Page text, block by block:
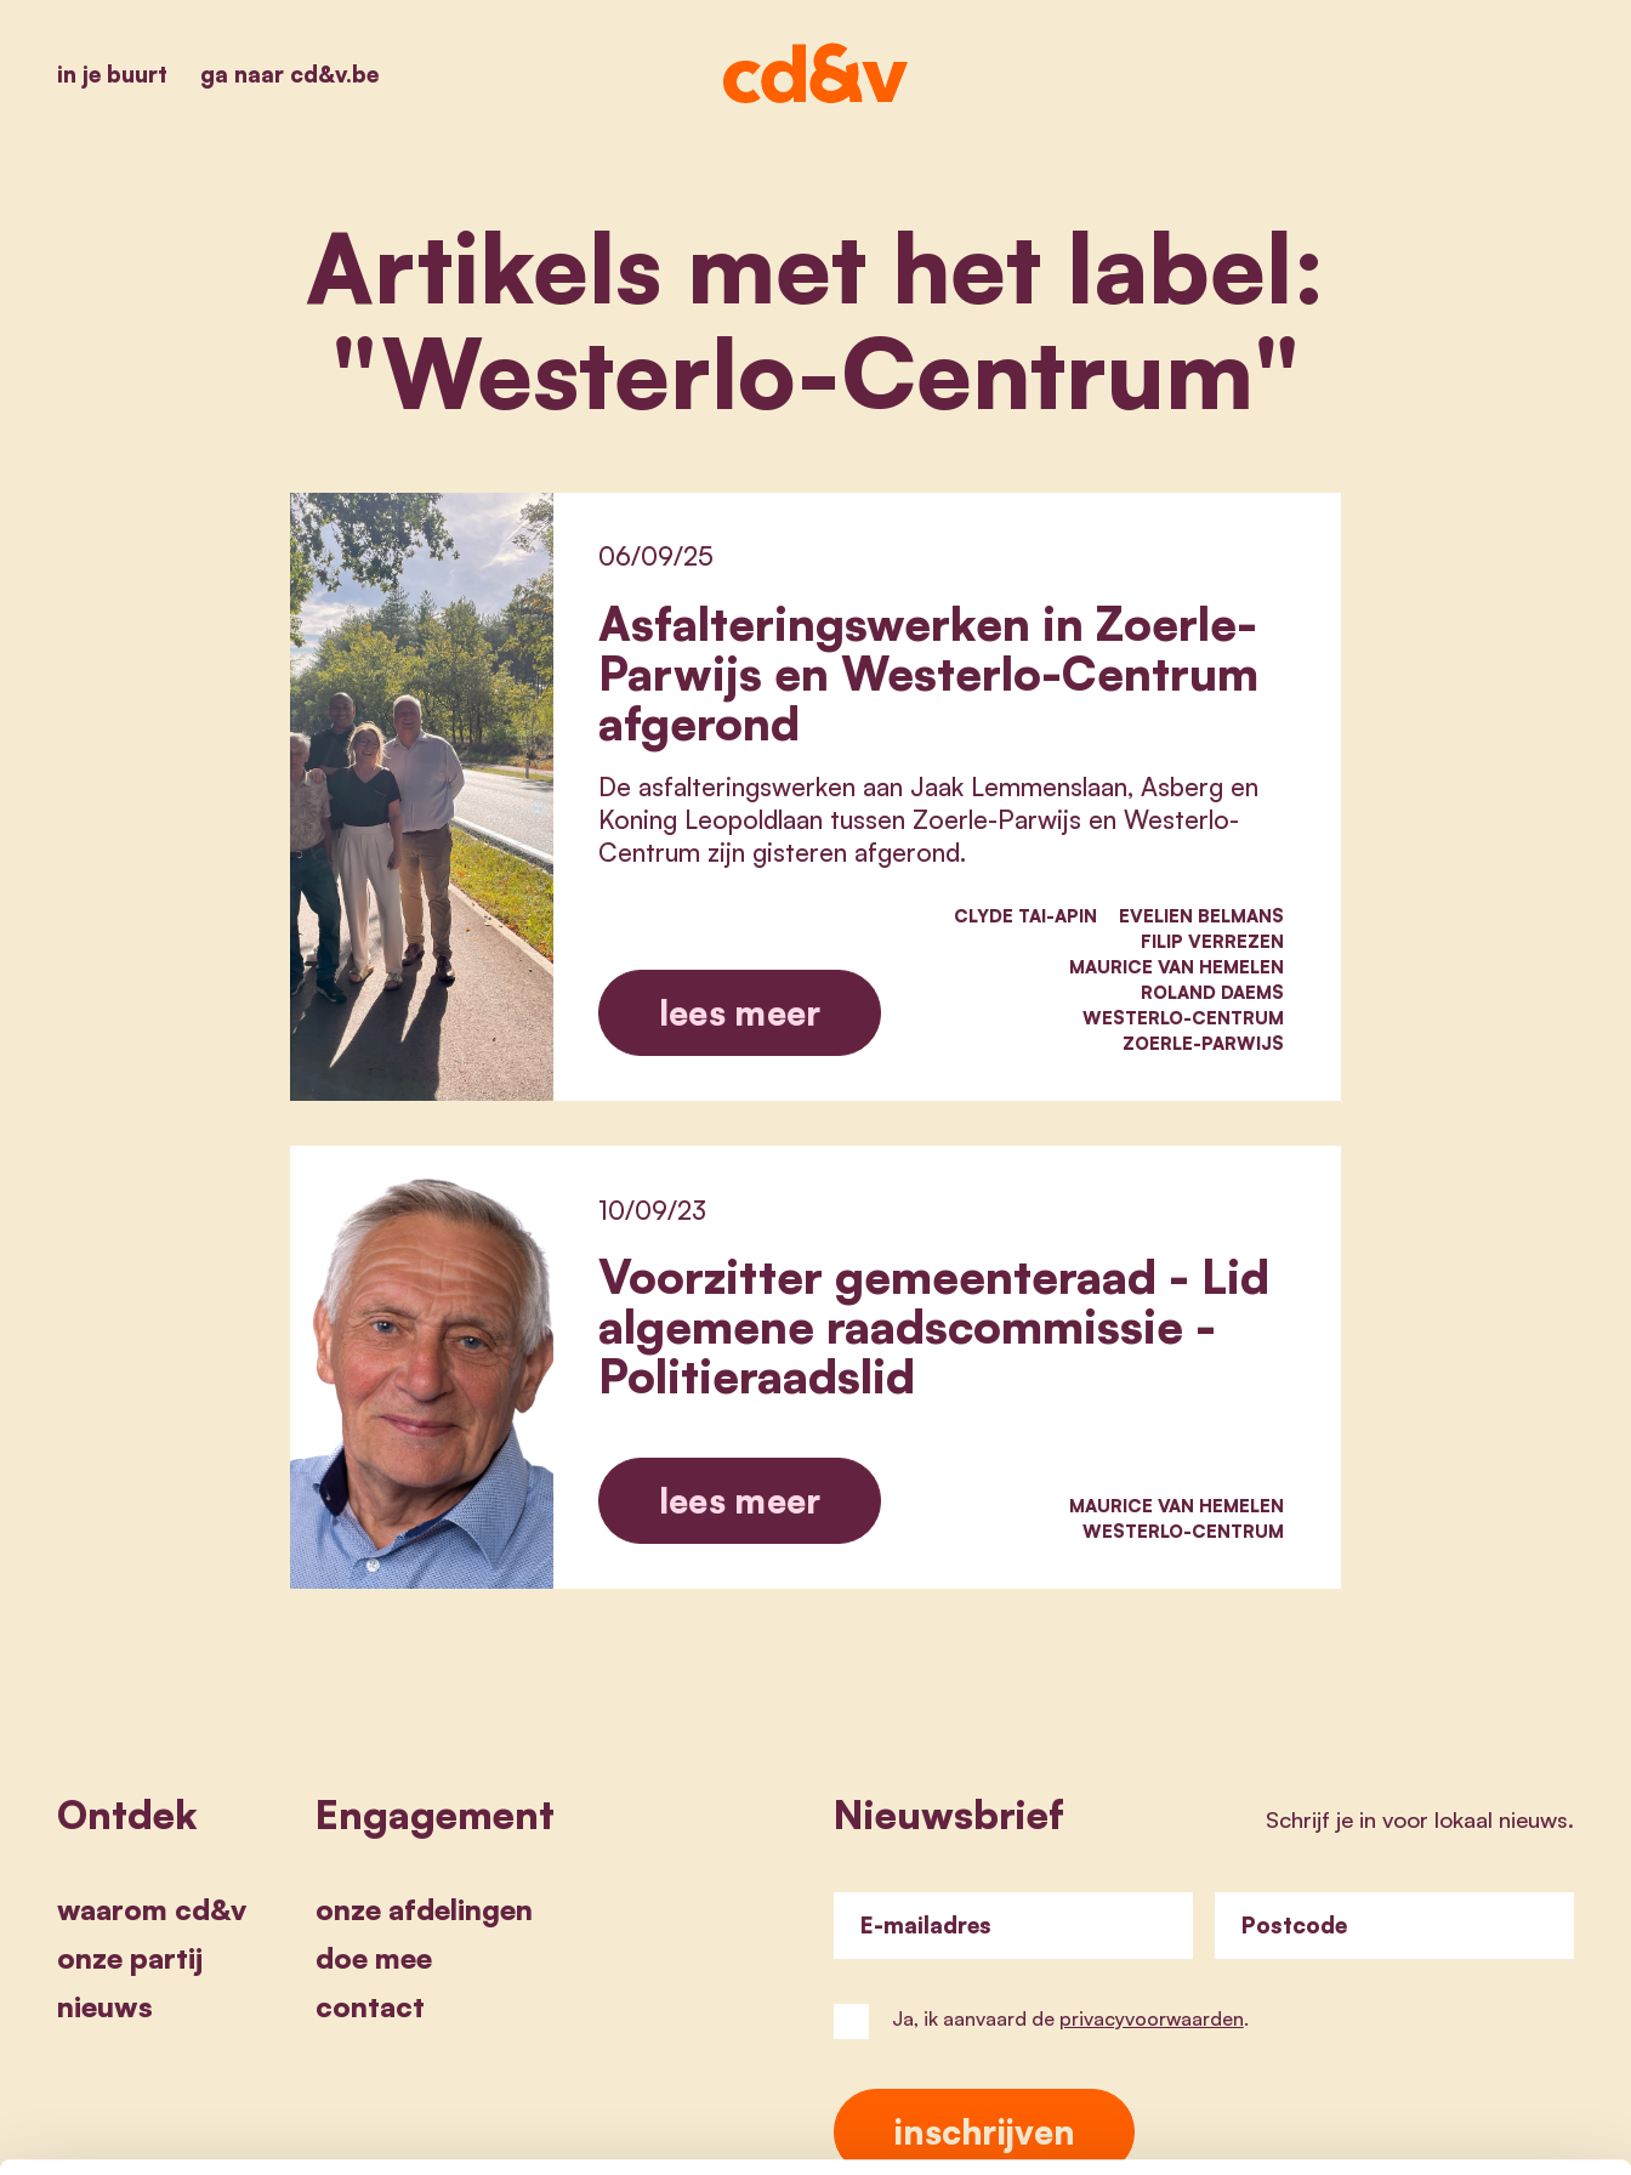
in je buurt ga naar cd&v.be
Artikels met het label:
"Westerlo-Centrum"
Asfalteringswerken in Zoerle-
Parwijs en Westerlo-Centrum
afgerond
06/09/25
De asfalteringswerken aan Jaak Lemmenslaan, Asberg en
Koning Leopoldlaan tussen Zoerle-Parwijs en Westerlo-
Centrum zijn gisteren afgerond.
lees meer
CLYDE TAI-APIN
EVELIEN BELMANS
FILIP VERREZEN
MAURICE VAN HEMELEN
ROLAND DAEMS
WESTERLO-CENTRUM
ZOERLE-PARWIJS
Voorzitter gemeenteraad - Lid
algemene raadscommissie -
Politieraadslid
10/09/23
lees meer
MAURICE VAN HEMELEN
WESTERLO-CENTRUM
Ontdek
waarom cd&v
onze partij
nieuws
Engagement
onze afdelingen
doe mee
contact
Nieuwsbrief Schrijf je in voor lokaal nieuws.
E-mailadres Postcode
Ja, ik aanvaard de privacyvoorwaarden.